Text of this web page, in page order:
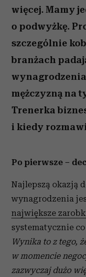
więcej. Mamy
o podwyżkę.
szczególnie
branżach
mężczyzną na
Trenerka
i kiedy
Po pierwsze –
Najlepszą okazją
wynagrodzenia
największe
systematycznie
Wynika to z tego,
w momencie
zazwyczaj dużo